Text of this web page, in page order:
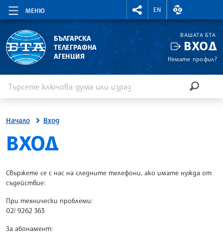
МЕНЮ
RIGHTMENU.SOCIAL
EN
ВАЛУТНИ
БЪЛГАРСКА
ТЕЛЕГРАФНА
АГЕНЦИЯ
ВАШАТА БТА
ВХОД
Нямате профил?
Начало Вход
SITE.BTA
ВХОД
Свържете се с нас на следните телефони, ако имате нужда от
съдействие:
При технически проблеми:
02/ 9262 363
За абонамент: